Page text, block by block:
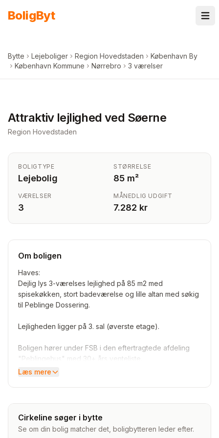
BoligByt
Bytte Lejeboliger Region Hovedstaden
København By
København Kommune
Nørrebro 3 værelser
Attraktiv lejlighed ved Søerne
Region Hovedstaden
BOLIGTYPE
Lejebolig
STØRRELSE
85 m²
VÆRELSER
3
MÅNEDLIG UDGIFT
7.282 kr
Om boligen
Haves:
Dejlig lys 3-værelses lejlighed på 85 m2 med
spisekøkken, stort badeværelse og lille altan med søkig
til Peblinge Dossering.
Lejligheden ligger på 3. sal (øverste etage).
Boligen hører under FSB i den eftertragtede afdeling
"Peblingehus" med 30+ års venteliste.
Mulighed for større eller mindre lejligheder (4V og 2V) i
El betales via huslejen, da vi har kollektiv elmåler. Det
betyder el ad libitum og at man ikke får opkrævninger
fra elselskaber, men betaler et fast beløb hver måned,
beregnet ud fra lejlighedens størrelse, som kun er
Læs mere
Cirkeline søger i bytte
Se om din bolig matcher det, boligbytteren leder efter.